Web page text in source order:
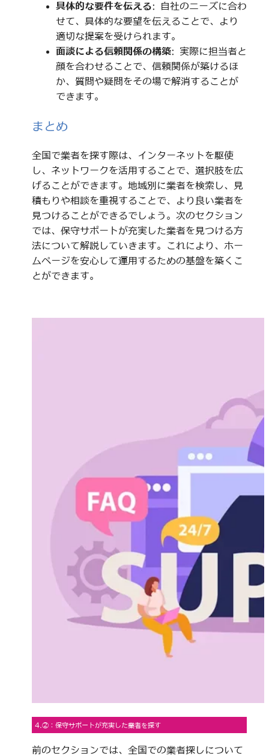
具体的な要件を伝える: 自社のニーズに合わ
せて、具体的な要望を伝えることで、より
適切な提案を受けられます。
面談による信頼関係の構築: 実際に担当者と
顔を合わせることで、信頼関係が築けるほ
か、質問や疑問をその場で解消することが
できます。
まとめ
全国で業者を探す際は、インターネットを駆使
し、ネットワークを活用することで、選択肢を広
げることができます。地域別に業者を検索し、見
積もりや相談を重視することで、より良い業者を
見つけることができるでしょう。次のセクション
では、保守サポートが充実した業者を見つける方
法について解説していきます。これにより、ホー
ムページを安心して運用するための基盤を築くこ
とができます。
4.②：保守サポートが充実した業者を探す
前のセクションでは、全国での業者探しについて